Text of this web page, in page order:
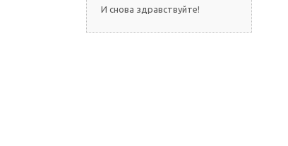
И снова здравствуйте!